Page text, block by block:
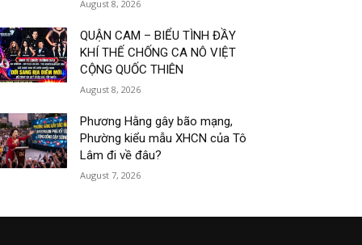
August 8, 2026
QUẬN CAM – BIỂU TÌNH ĐẦY
KHÍ THẾ CHỐNG CA NÔ VIỆT
CỘNG QUỐC THIÊN
August 8, 2026
Phương Hằng gây bão mạng,
Phường kiểu mẫu XHCN của Tô
Lâm đi về đâu?
August 7, 2026